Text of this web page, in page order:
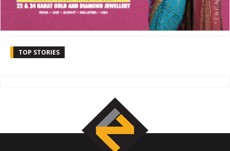
TOP STORIES